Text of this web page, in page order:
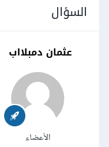
السؤال
عثمان دمبلااب
الأعضاء